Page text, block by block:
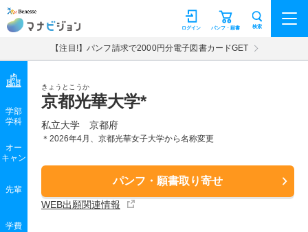
マナビジョン パンフ・願書
ログイン 検索
【注目!】パンフ請求で2000円分電子図書カードGET
きょうとこうか
京都光華大学*
私立大学 京都府
＊2026年4月、京都光華女子大学から名称変更
パンフ・願書取り寄せ
WEB出願関連情報
学部
学科
オー
キャン
先輩
学費